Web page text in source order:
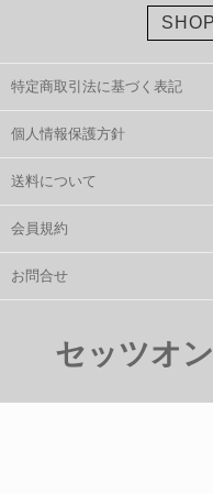
特定商取引法に基づく表記
個人情報保護方針
送料について
会員規約
お問合せ
セッツオ